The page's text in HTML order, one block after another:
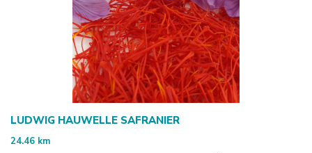
LUDWIG HAUWELLE SAFRANIER
24.46 km